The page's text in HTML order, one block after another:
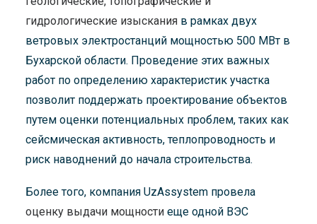
гидрологические изыскания в рамках двух
ветровых электростанций мощностью 500 МВт в
Бухарской области. Проведение этих важных
работ по определению характеристик участка
позволит поддержать проектирование объектов
путем оценки потенциальных проблем, таких как
сейсмическая активность, теплопроводность и
риск наводнений до начала строительства.
Более того, компания UzAssystem провела
оценку выдачи мощности еще одной ВЭС